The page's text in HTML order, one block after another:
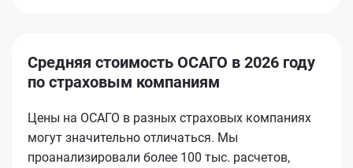
Средняя стоимость ОСАГО в 2026 году
по страховым компаниям
Цены на ОСАГО в разных страховых компаниях
могут значительно отличаться. Мы
проанализировали более 100 тыс. расчетов,